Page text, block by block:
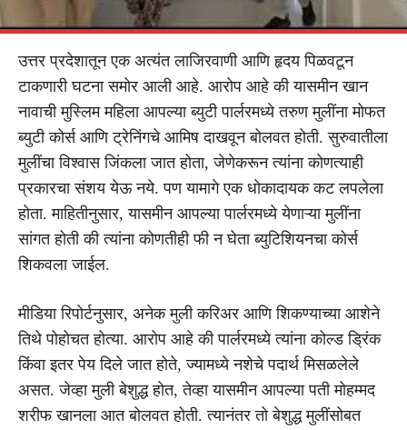
उत्तर प्रदेशातून एक अत्यंत लाजिरवाणी आणि हृदय पिळवटून
टाकणारी घटना समोर आली आहे. आरोप आहे की यासमीन खान
नावाची मुस्लिम महिला आपल्या ब्युटी पार्लरमध्ये तरुण मुलींना मोफत
ब्युटी कोर्स आणि ट्रेनिंगचे आमिष दाखवून बोलवत होती. सुरुवातीला
मुलींचा विश्वास जिंकला जात होता, जेणेकरून त्यांना कोणत्याही
प्रकारचा संशय येऊ नये. पण यामागे एक धोकादायक कट लपलेला
होता. माहितीनुसार, यासमीन आपल्या पार्लरमध्ये येणाऱ्या मुलींना
सांगत होती की त्यांना कोणतीही फी न घेता ब्युटिशियनचा कोर्स
शिकवला जाईल.
मीडिया रिपोर्टनुसार, अनेक मुली करिअर आणि शिकण्याच्या आशेने
तिथे पोहोचत होत्या. आरोप आहे की पार्लरमध्ये त्यांना कोल्ड ड्रिंक
किंवा इतर पेय दिले जात होते, ज्यामध्ये नशेचे पदार्थ मिसळलेले
असत. जेव्हा मुली बेशुद्ध होत, तेव्हा यासमीन आपल्या पती मोहम्मद
शरीफ खानला आत बोलवत होती. त्यानंतर तो बेशुद्ध मुलींसोबत